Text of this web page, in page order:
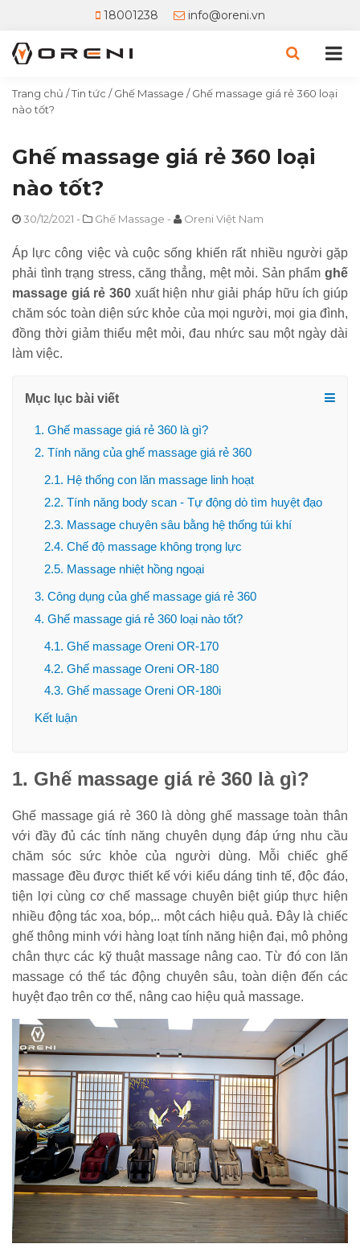
18001238 info@oreni.vn
Trang chủ /Tin tức /Ghế Massage /Ghế massage giá rẻ 360 loại
nào tốt?
Ghế massage giá rẻ 360 loại
nào tốt?
30/12/2021 - Ghế Massage - Oreni Việt Nam
Áp lực công việc và cuộc sống khiến rất nhiều người gặp
phải tình trạng stress, căng thẳng, mệt mỏi. Sản phẩm ghế
massage giá rẻ 360xuất hiện như giải pháp hữu ích giúp
chăm sóc toàn diện sức khỏe của mọi người, mọi gia đình,
đồng thời giảm thiểu mệt mỏi, đau nhức sau một ngày dài
làm việc.
Mục lục bài viết
1. Ghế massage giá rẻ 360 là gì?
2. Tính năng của ghế massage giá rẻ 360
2.1. Hệ thống con lăn massage linh hoạt
2.2. Tính năng body scan - Tự động dò tìm huyệt đạo
2.3. Massage chuyên sâu bằng hệ thống túi khí
2.4. Chế độ massage không trọng lực
2.5. Massage nhiệt hồng ngoại
3. Công dụng của ghế massage giá rẻ 360
4. Ghế massage giá rẻ 360 loại nào tốt?
4.1. Ghế massage Oreni OR-170
4.2. Ghế massage Oreni OR-180
4.3. Ghế massage Oreni OR-180i
Kết luận
1. Ghế massage giá rẻ 360 là gì?
Ghế massage giá rẻ 360 là dòng ghế massage toàn thân
với đầy đủ các tính năng chuyên dụng đáp ứng nhu cầu
chăm sóc sức khỏe của người dùng. Mỗi chiếc ghế
massage đều được thiết kế với kiểu dáng tinh tế, độc đáo,
tiện lợi cùng cơ chế massage chuyên biệt giúp thực hiện
nhiều động tác xoa, bóp,.. một cách hiệu quả. Đây là chiếc
ghế thông minh với hàng loạt tính năng hiện đại, mô phỏng
chân thực các kỹ thuật massage nâng cao. Từ đó con lăn
massage có thể tác động chuyên sâu, toàn diện đến các
huyệt đạo trên cơ thể, nâng cao hiệu quả massage.